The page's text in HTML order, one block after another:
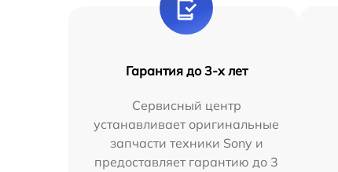
Гарантия до 3-х лет
Сервисный центр
устанавливает оригинальные
запчасти техники Sony и
предоставляет гарантию до 3